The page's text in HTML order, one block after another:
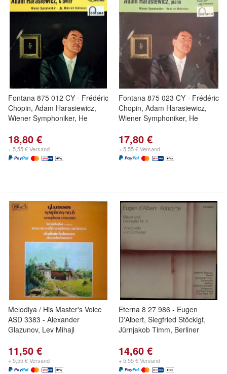
Fontana 875 012 CY - Frédéric
Chopin, Adam Harasiewicz,
Wiener Symphoniker, He
18,80 €
+ 5,55 € Versand
Fontana 875 023 CY - Frédéric
Chopin, Adam Harasiewicz,
Wiener Symphoniker, He
17,80 €
+ 5,55 € Versand
Melodiya / His Master's Voice
ASD 3383 - Alexander
Glazunov, Lev Mihajl
11,50 €
+ 5,55 € Versand
Eterna 8 27 986 - Eugen
D'Albert, Siegfried Stöckigt,
Jürnjakob Timm, Berliner
14,60 €
+ 5,55 € Versand